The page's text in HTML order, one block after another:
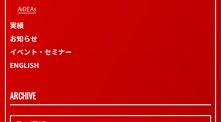
AiDEAs
実績
お知らせ
イベント・セミナー
ENGLISH
ARCHIVE